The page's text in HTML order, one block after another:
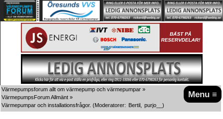
Menu ≡
Värmepumpsforum allt om värmepump och värmepumpar »
VärmepumpsForum Allmänt »
Värmepumpar och installationsfrågor. (Moderatorer: Bertil purjo__ )